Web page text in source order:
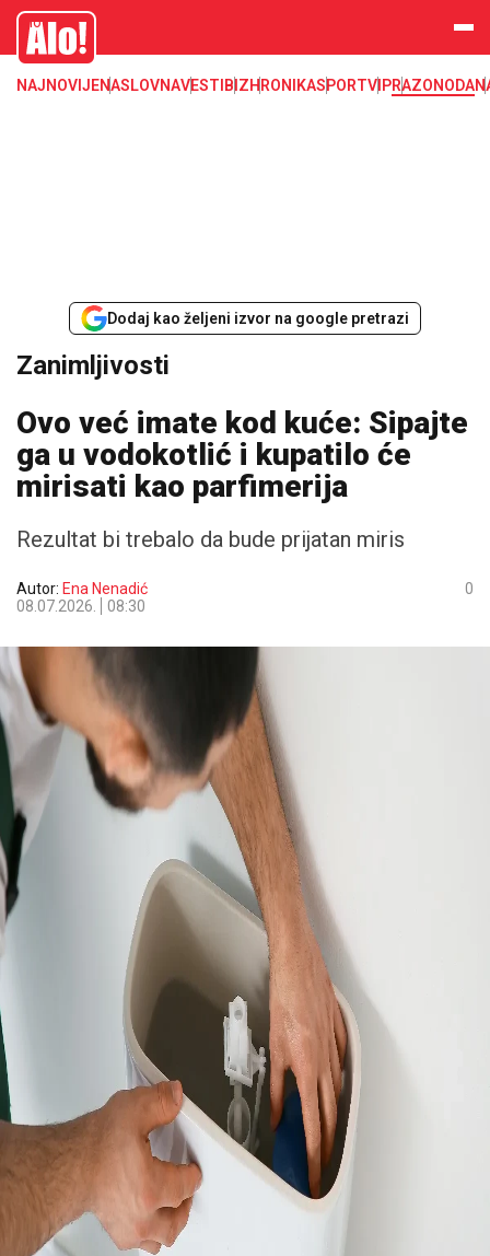
Zanimljivosti
Alo
NAJNOVIJENASLOVNAVESTI BIZHRONIKASPORTVIPRAZONODA
Dodaj kao željeni izvor na google pretrazi
Zanimljivosti
Ovo već imate kod kuće: Sipajte
ga u vodokotlić i kupatilo će
mirisati kao parfimerija
Rezultat bi trebalo da bude prijatan miris
Autor: Ena Nenadić
08.07.2026.
08:30
0